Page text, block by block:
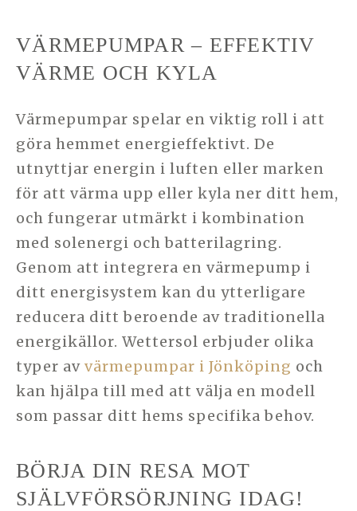
VÄRMEPUMPAR – EFFEKTIV
VÄRME OCH KYLA
Värmepumpar spelar en viktig roll i att
göra hemmet energieffektivt. De
utnyttjar energin i luften eller marken
för att värma upp eller kyla ner ditt hem,
och fungerar utmärkt i kombination
med solenergi och batterilagring.
Genom att integrera en värmepump i
ditt energisystem kan du ytterligare
reducera ditt beroende av traditionella
energikällor. Wettersol erbjuder olika
typer av värmepumpar i Jönköping och
kan hjälpa till med att välja en modell
som passar ditt hems specifika behov.
BÖRJA DIN RESA MOT
SJÄLVFÖRSÖRJNING IDAG!